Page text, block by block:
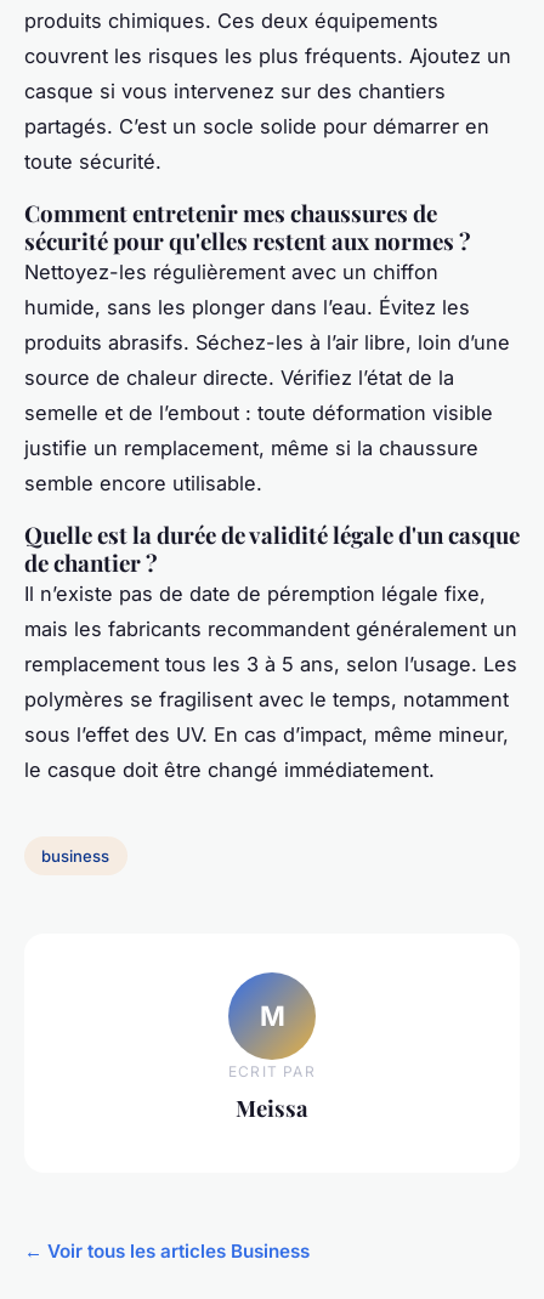
produits chimiques. Ces deux équipements
couvrent les risques les plus fréquents. Ajoutez un
casque si vous intervenez sur des chantiers
partagés. C’est un socle solide pour démarrer en
toute sécurité.
Comment entretenir mes chaussures de
sécurité pour qu'elles restent aux normes ?
Nettoyez-les régulièrement avec un chiffon
humide, sans les plonger dans l’eau. Évitez les
produits abrasifs. Séchez-les à l’air libre, loin d’une
source de chaleur directe. Vérifiez l’état de la
semelle et de l’embout : toute déformation visible
justifie un remplacement, même si la chaussure
semble encore utilisable.
Quelle est la durée de validité légale d'un casque
de chantier ?
Il n’existe pas de date de péremption légale fixe,
mais les fabricants recommandent généralement un
remplacement tous les 3 à 5 ans, selon l’usage. Les
polymères se fragilisent avec le temps, notamment
sous l’effet des UV. En cas d’impact, même mineur,
le casque doit être changé immédiatement.
business
M
ECRIT PAR
Meissa
← Voir tous les articles Business